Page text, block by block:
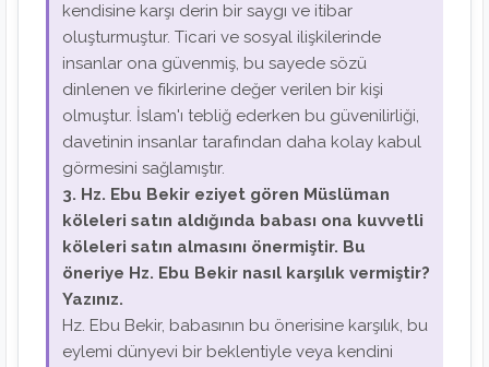
kendisine karşı derin bir saygı ve itibar
oluşturmuştur. Ticari ve sosyal ilişkilerinde
insanlar ona güvenmiş, bu sayede sözü
dinlenen ve fikirlerine değer verilen bir kişi
olmuştur. İslam'ı tebliğ ederken bu güvenilirliği,
davetinin insanlar tarafından daha kolay kabul
görmesini sağlamıştır.
3. Hz. Ebu Bekir eziyet gören Müslüman
köleleri satın aldığında babası ona kuvvetli
köleleri satın almasını önermiştir. Bu
öneriye Hz. Ebu Bekir nasıl karşılık vermiştir?
Yazınız.
Hz. Ebu Bekir, babasının bu önerisine karşılık, bu
eylemi dünyevi bir beklentiyle veya kendini